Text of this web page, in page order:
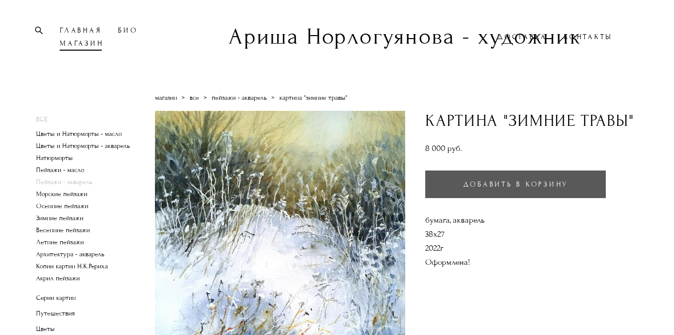
ГЛАВНАЯ
БИО
МАГАЗИН
Ариша Норлогуянова - художник
ДОСТАВКА КОНТАКТЫ
ВСЕ
Цветы и Натюрморты - масло
Цветы и Натюрморты - акварель
Натюрморты
Пейзажи - масло
Пейзажи - акварель
Морские пейзажи
Осенние пейзажи
Зимние пейзажи
Весенние пейзажи
Летние пейзажи
Архитектура - акварель
Копии картин Н.К.Рериха
Акрил пейзажи
Серии картин
Путешествия
Цветы
магазин > все > пейзажи - акварель > картина "зимние травы"
КАРТИНА "ЗИМНИЕ ТРАВЫ"
8 000 pуб.
ДОБАВИТЬ В КОРЗИНУ
бумага, акварель
38х27
2022г
Оформлена!